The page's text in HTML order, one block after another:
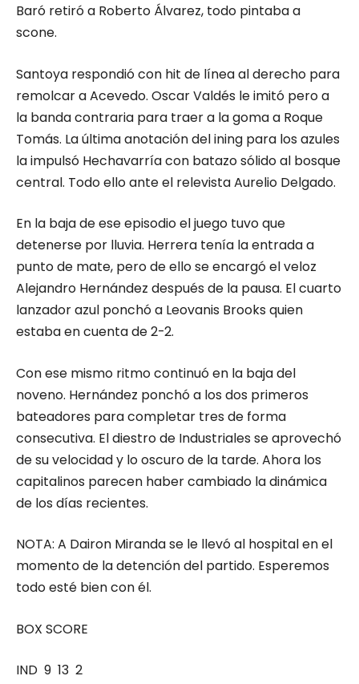
Baró retiró a Roberto Álvarez, todo pintaba a
scone.
Santoya respondió con hit de línea al derecho para
remolcar a Acevedo. Oscar Valdés le imitó pero a
la banda contraria para traer a la goma a Roque
Tomás. La última anotación del ining para los azules
la impulsó Hechavarría con batazo sólido al bosque
central. Todo ello ante el relevista Aurelio Delgado.
En la baja de ese episodio el juego tuvo que
detenerse por lluvia. Herrera tenía la entrada a
punto de mate, pero de ello se encargó el veloz
Alejandro Hernández después de la pausa. El cuarto
lanzador azul ponchó a Leovanis Brooks quien
estaba en cuenta de 2-2.
Con ese mismo ritmo continuó en la baja del
noveno. Hernández ponchó a los dos primeros
bateadores para completar tres de forma
consecutiva. El diestro de Industriales se aprovechó
de su velocidad y lo oscuro de la tarde. Ahora los
capitalinos parecen haber cambiado la dinámica
de los días recientes.
NOTA: A Dairon Miranda se le llevó al hospital en el
momento de la detención del partido. Esperemos
todo esté bien con él.
BOX SCORE
IND 9 13 2